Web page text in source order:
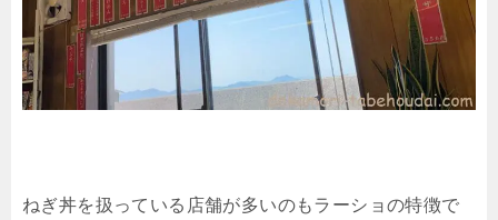
ねぎ丼を扱っている店舗が多いのもラーショの特徴で